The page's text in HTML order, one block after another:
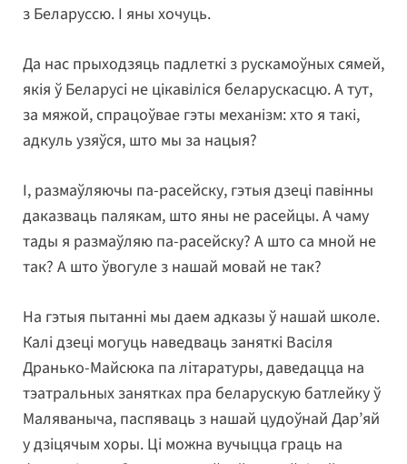
з Беларуссю. І яны хочуць.
Да нас прыходзяць падлеткі з рускамоўных сямей,
якія ў Беларусі не цікавіліся беларускасцю. А тут,
за мяжой, спрацоўвае гэты механізм: хто я такі,
адкуль узяўся, што мы за нацыя?
І, размаўляючы па-расейску, гэтыя дзеці павінны
даказваць палякам, што яны не расейцы. А чаму
тады я размаўляю па-расейску? А што са мной не
так? А што ўвогуле з нашай мовай не так?
На гэтыя пытанні мы даем адказы ў нашай школе.
Калі дзеці могуць наведваць заняткі Васіля
Дранько-Майсюка па літаратуры, даведацца на
тэатральных занятках пра беларускую батлейку ў
Маляваныча, паспяваць з нашай цудоўнай Дар’яй
у дзіцячым хоры. Ці можна вучыцца граць на